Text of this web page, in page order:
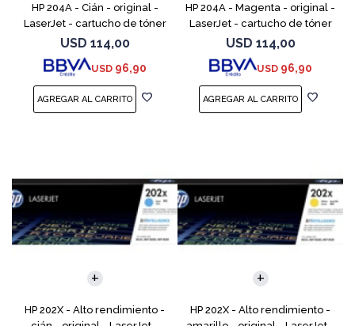
HP 204A - Cián - original -
LaserJet - cartucho de tóner
(CF511A) - para Color LaserJet
Pro M154a, M154nw, MFP
M180n, MFP M180nw
USD 114,00
USD 96,90
HP 204A - Magenta - original -
LaserJet - cartucho de tóner
(CF513A) - para Color LaserJet
Pro M154a, M154nw, MFP
M180n, MFP M18
USD 114,00
USD 96,90
HP 202X - Alto rendimiento -
HP 202X - Alto rendimiento -